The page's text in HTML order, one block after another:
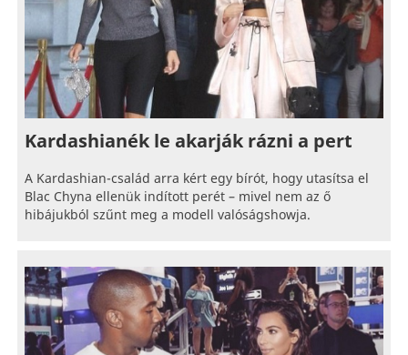
Kardashianék le akarják rázni a pert
A Kardashian-család arra kért egy bírót, hogy utasítsa el
Blac Chyna ellenük indított perét – mivel nem az ő
hibájukból szűnt meg a modell valóságshowja.